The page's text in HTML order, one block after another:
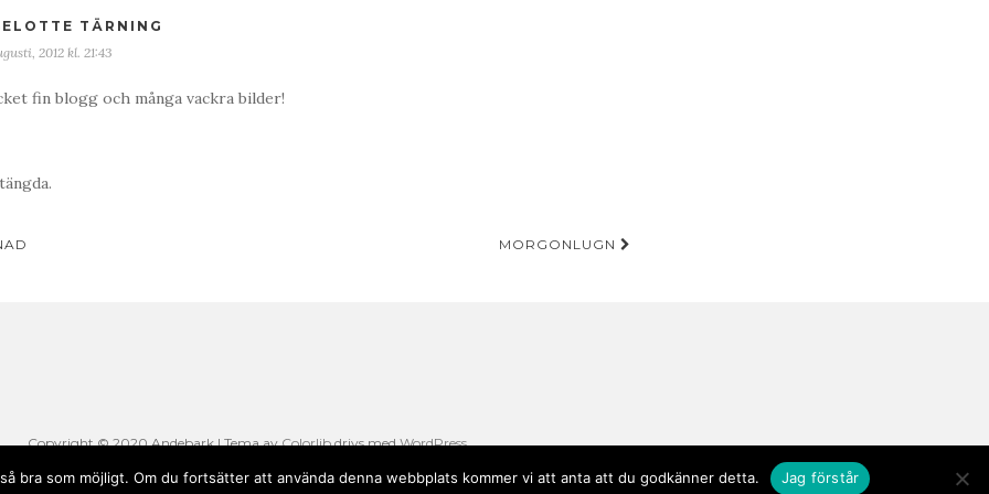
TÄRNING
2012 kl. 21:43
fin blogg och många vackra bilder!
MORGONLUGN
Copyright © 2020 Andebark | Tema avColorlibdrivs medWordPress
bra som möjligt. Om du fortsätter att använda denna webbplats kommer vi att anta att du godkänner detta. Jag förstår